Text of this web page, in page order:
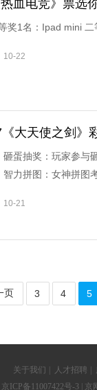
热血电竞》票选
奖1名：Ipad mini
10-22
大天使之剑》
砸蛋抽奖：玩家参与
智力拼图：女神拼图
10-21
页 3 4 5
关于我们 人才招聘
京ICP备11007422号-3 |